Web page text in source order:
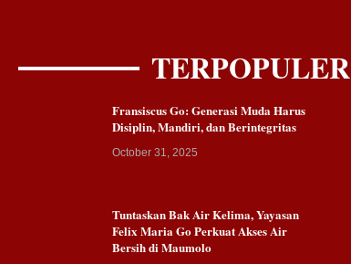
TERPOPULER
Fransiscus Go: Generasi Muda Harus
Disiplin, Mandiri, dan Berintegritas
October 31, 2025
Tuntaskan Bak Air Kelima, Yayasan
Felix Maria Go Perkuat Akses Air
Bersih di Maumolo